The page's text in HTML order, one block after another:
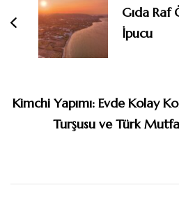
Gıda Raf
İpucu
Kimchi Yapımı: Evde Kolay
Turşusu ve Türk